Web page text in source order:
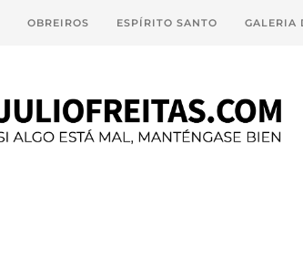
OBREIROS ESPÍRITO SANTO GALERIA